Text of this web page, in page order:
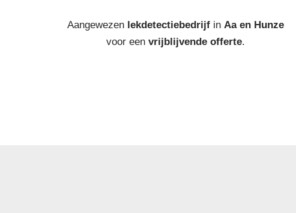
Aangewezen lekdetectiebedrijfin Aa en Hunze
voor een vrijblijvende offerte.